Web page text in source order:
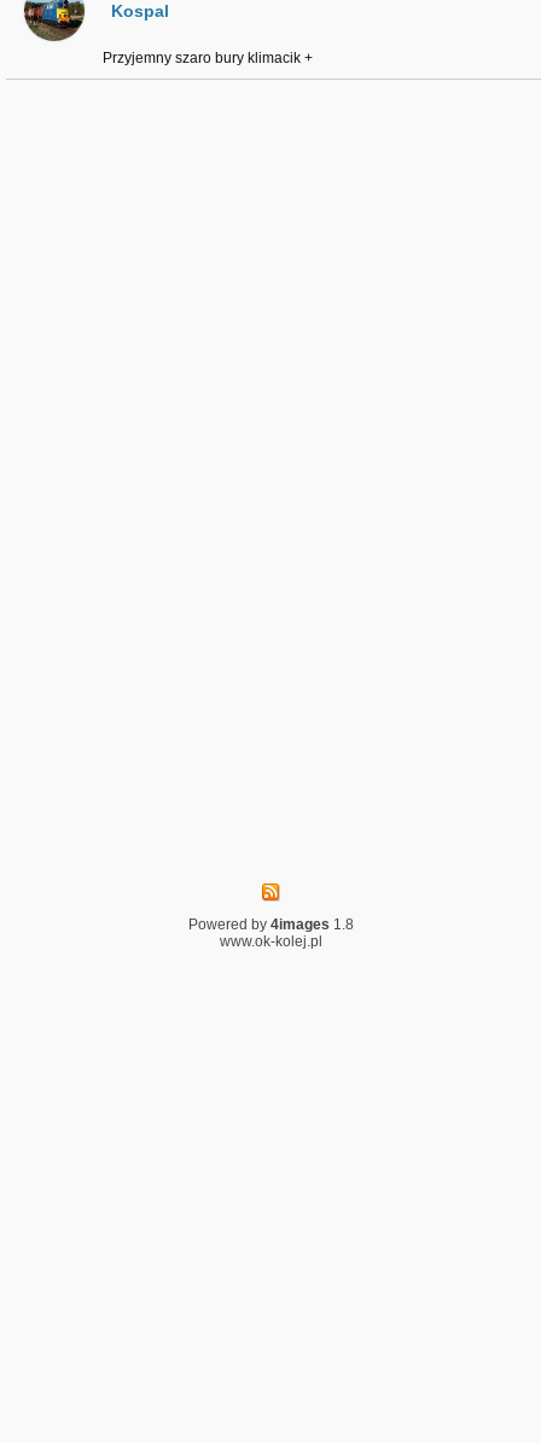
Kospal
Przyjemny szaro bury klimacik +
Powered by 4images 1.8
www.ok-kolej.pl